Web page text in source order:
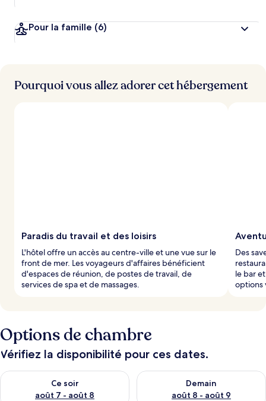
Pour la famille (6)
Pourquoi vous allez adorer cet hébergement
Paradis du travail et des loisirs
L'hôtel offre un accès au centre-ville et une vue sur le
front de mer. Les voyageurs d'affaires bénéficient
d'espaces de réunion, de postes de travail, de
services de spa et de massages.
Des
le bar
options
Options de chambre
Vérifiez la disponibilité pour ces dates.
Ce soir
août 7 - août 8
Vérifier la disponibilité pour ce soir août 7 - août 8
Demain
août 8 - août 9
Vérifier la disponibilité pour